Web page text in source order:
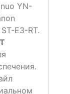
YN-
E3-RT.